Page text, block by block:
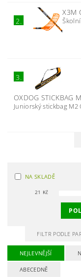
2.
X3M
3.
OXDOG STICKBAG
Juniorský stickbag M2
NA SKLADĚ
21 Kč
FILTR PODLE
NEJLEVNĚJŠÍ
ABECEDNĚ